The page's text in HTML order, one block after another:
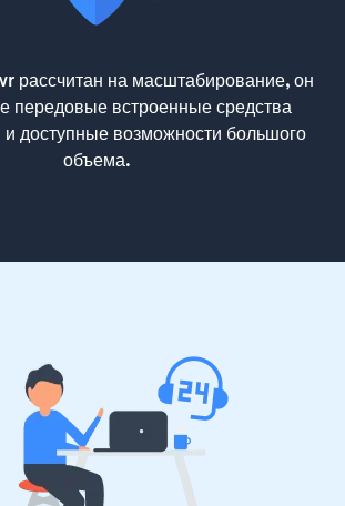
рассчитан на масштабирование, он
передовые встроенные средства
и доступные возможности большого
объема.